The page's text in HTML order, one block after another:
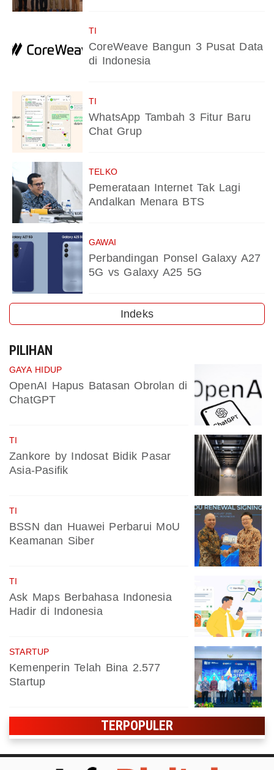
TI
CoreWeave Bangun 3 Pusat Data
di Indonesia
TI
WhatsApp Tambah 3 Fitur Baru
Chat Grup
TELKO
Pemerataan Internet Tak Lagi
Andalkan Menara BTS
GAWAI
Perbandingan Ponsel Galaxy A27
5G vs Galaxy A25 5G
Indeks
PILIHAN
GAYA HIDUP
OpenAI Hapus Batasan Obrolan di
ChatGPT
TI
Zankore by Indosat Bidik Pasar
Asia-Pasifik
TI
BSSN dan Huawei Perbarui MoU
Keamanan Siber
TI
Ask Maps Berbahasa Indonesia
Hadir di Indonesia
STARTUP
Kemenperin Telah Bina 2.577
Startup
TERPOPULER